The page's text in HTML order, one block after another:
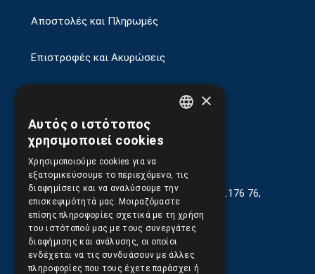
Αποστολές και Πληρωμές
Επιστροφές και Ακυρώσεις
Γεωργίου Κρέμου 13-17, Καλλιθέα, Τ.Κ.176 76,
Αθήνα, Ελλάδα
210.9566.401(11.30-17.00)
210.9566.402
×
Αυτός ο ιστότοπος
χρησιμοποιεί cookies
Χρησιμοποιούμε cookies για να
εξατομικεύσουμε το περιεχόμενο, τις
διαφημίσεις και να αναλύσουμε την
επισκεψιμότητά μας. Μοιραζόμαστε
επίσης πληροφορίες σχετικά με τη χρήση
του ιστότοπού μας με τους συνεργάτες
διαφήμισης και ανάλυσης, οι οποίοι
ενδέχεται να τις συνδυάσουν με άλλες
πληροφορίες που τους έχετε παράσχει ή